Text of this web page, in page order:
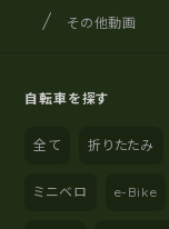
サイト内の
サイクルショップナカゴヤ
その他動画
自転車を探す
全て 折りたたみ
ミニベロ e-Bike